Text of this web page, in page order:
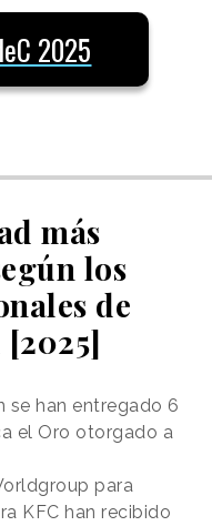
2025
más
los
de
se han entregado 6
el Oro otorgado a
para
KFC han recibido